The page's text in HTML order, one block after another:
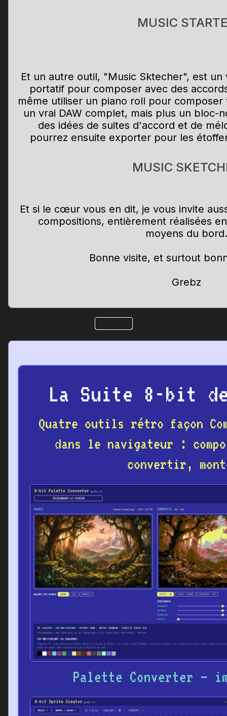
MUSIC
Et un autre outil, "Music Sktecher", est
portatif pour composer avec des
même utiliser un piano roll pour
un vrai DAW complet, mais plus un bloc-
des idées de suites d'accord et de
pourrez ensuite exporter pour les
MUSIC
Et si le cœur vous en dit, je vous invite
compositions, entièrement réalisées
moyens du bord.
Bonne visite, et surtout
Grebz
La Suite 8-bit
Quatre outils rétro façon
dans le navigateur :
convertir,
Palette Converter –